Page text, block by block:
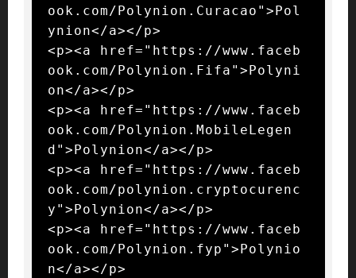
ook.com/Polynion.Curacao">Pol
ynion</a></p>
<p><a href="https://www.faceb
ook.com/Polynion.Fifa">Polyni
on</a></p>
<p><a href="https://www.faceb
ook.com/Polynion.MobileLegen
d">Polynion</a></p>
<p><a href="https://www.faceb
ook.com/polynion.cryptocurenc
y">Polynion</a></p>
<p><a href="https://www.faceb
ook.com/Polynion.fyp">Polynio
n</a></p>